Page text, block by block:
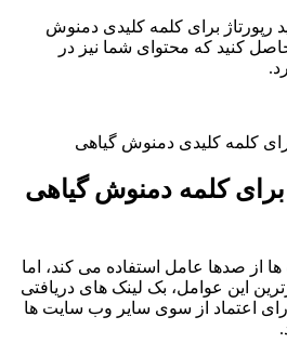
رپورتاژ برای کلمه کلیدی دمنوش
کنید که محتوای شما نیز در
کلمه دمنوش گیاهی
از صدها عامل استفاده می کند، اما
این عوامل، بک لینک های دریافتی
اعتماد از سوی سایر وب سایت ها